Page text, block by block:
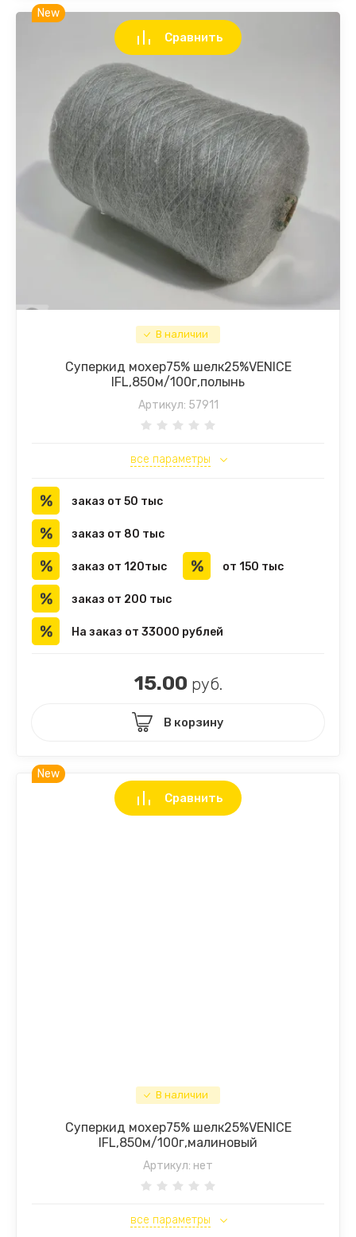
New
В наличии
Суперкид мохер75% шелк25%VENICE
IFL,850м/100г,полынь
Артикул: 57911
все параметры
Сравнить
заказ от 50 тыс
заказ от 80 тыс
заказ от 120тыс от 150 тыс
заказ от 200 тыс
На заказ от 33000 рублей
15.00 руб.
В корзину
New
В наличии
Суперкид мохер75% шелк25%VENICE
IFL,850м/100г,малиновый
Артикул: нет
все параметры
Сравнить